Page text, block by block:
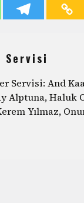
Servisi
Servisi: And
Alptuna, Haluk
Yılmaz,